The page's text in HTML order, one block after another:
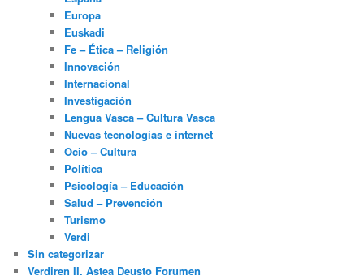
Europa
Euskadi
Fe – Ética – Religión
Innovación
Internacional
Investigación
Lengua Vasca – Cultura Vasca
Nuevas tecnologías e internet
Ocio – Cultura
Política
Psicología – Educación
Salud – Prevención
Turismo
Verdi
Sin categorizar
Verdiren II. Astea Deusto Forumen